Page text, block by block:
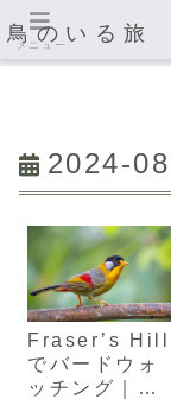
鳥のいる旅
2024-08
Fraser’s Hill
でバードウォ
ッチング｜マ
メニュー